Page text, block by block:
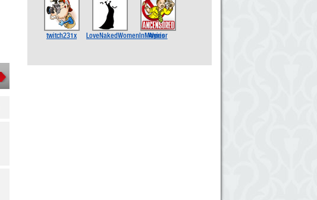
twitch231x LoveNakedWomenInMovies
Alprior